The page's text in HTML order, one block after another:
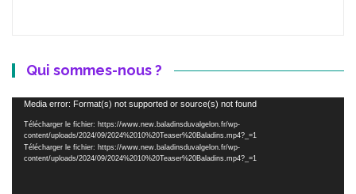
Qui sommes-nous ?
Lecteur
vidéo
Media error: Format(s) not supported or source(s) not found
Télécharger le fichier: https://www.new.baladinsduvalgelon.fr/wp-
content/uploads/2024/09/2024%2010%20Teaser%20Baladins.mp4?_=1
Télécharger le fichier: https://www.new.baladinsduvalgelon.fr/wp-
content/uploads/2024/09/2024%2010%20Teaser%20Baladins.mp4?_=1